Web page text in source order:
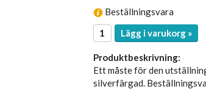
Beställningsvara
Lägg i varukorg »
Produktbeskrivning:
Ett måste för den
silverfärgad.